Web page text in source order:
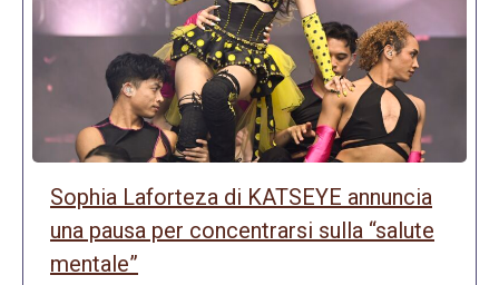
Sophia Laforteza di KATSEYE annuncia
una pausa per concentrarsi sulla “salute
mentale”